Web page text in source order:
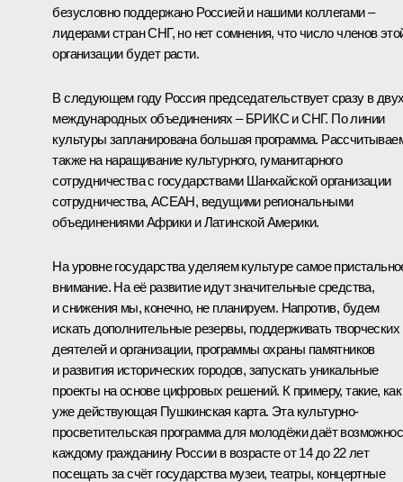
безусловно поддержано Россией и нашими коллегами –
лидерами стран СНГ, но нет сомнения, что число членов
организации будет расти.
В следующем году Россия председательствует сразу в
международных объединениях – БРИКС и СНГ. По линии
культуры запланирована большая программа.
также на наращивание культурного, гуманитарного
сотрудничества с государствами Шанхайской организации
сотрудничества, АСЕАН, ведущими региональными
объединениями Африки и Латинской Америки.
На уровне государства уделяем культуре самое
внимание. На её развитие идут значительные средства,
и снижения мы, конечно, не планируем. Напротив, будем
искать дополнительные резервы, поддерживать творческих
деятелей и организации, программы охраны памятников
и развития исторических городов, запускать уникальные
проекты на основе цифровых решений. К примеру, такие, как
уже действующая Пушкинская карта. Эта культурно-
просветительская программа для молодёжи даёт
каждому гражданину России в возрасте от 14 до 22 лет
посещать за счёт государства музеи, театры, концертные